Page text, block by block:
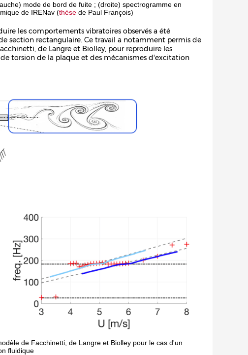
mode de bord de fuite ; (droite) spectrogramme en
de IRENav (thèse de Paul François)
les comportements vibratoires observés a été
section rectangulaire. Ce travail a notamment permis de
de Langre et Biolley, pour reproduire les
torsion de la plaque et des mécanismes d'excitation
de Facchinetti, de Langre et Biolley pour le cas d'un
fluidique